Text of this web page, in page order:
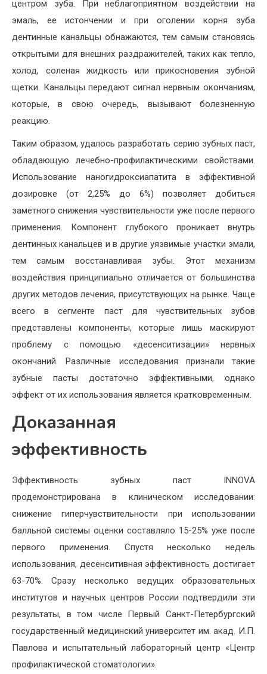
центром зуба. При неблагоприятном воздействии на
эмаль, ее истончении и при оголении корня зуба
дентинные канальцы обнажаются, тем самым становясь
открытыми для внешних раздражителей, таких как тепло,
холод, соленая жидкость или прикосновения зубной
щетки. Канальцы передают сигнал нервным окончаниям,
которые, в свою очередь, вызывают болезненную
реакцию.
Таким образом, удалось разработать серию зубных паст,
обладающую лечебно-профилактическими свойствами.
Использование наногидроксиапатита в эффективной
дозировке (от 2,25% до 6%) позволяет добиться
заметного снижения чувствительности уже после первого
применения. Компонент глубокого проникает внутрь
дентинных канальцев и в другие уязвимые участки эмали,
тем самым восстанавливая зубы. Этот механизм
воздействия принципиально отличается от большинства
других методов лечения, присутствующих на рынке. Чаще
всего в сегменте паст для чувствительных зубов
представлены компоненты, которые лишь маскируют
проблему с помощью «десенситизации» нервных
окончаний. Различные исследования признали такие
зубные пасты достаточно эффективными, однако
эффект от их использования является кратковременным.
Доказанная
эффективность
Эффективность зубных паст INNOVA
продемонстрирована в клиническом исследовании:
снижение гиперчувствительности при использовании
балльной системы оценки составляло 15-25% уже после
первого применения. Спустя несколько недель
использования, десенситивная эффективность достигает
63-70%. Сразу несколько ведущих образовательных
институтов и научных центров России подтвердили эти
результаты, в том числе Первый Санкт-Петербургский
государственный медицинский университет им. акад. И.П.
Павлова и испытательный лабораторный центр «Центр
профилактической стоматологии».